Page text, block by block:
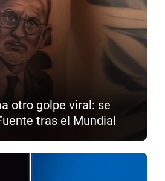
otro golpe viral: se
tras el Mundial